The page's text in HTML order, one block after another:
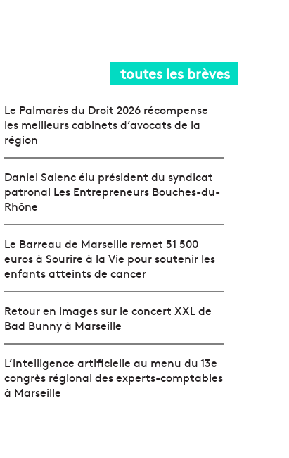
toutes les brèves
Le Palmarès du Droit 2026 récompense
les meilleurs cabinets d’avocats de la
région
Daniel Salenc élu président du syndicat
patronal Les Entrepreneurs Bouches-du-
Rhône
Le Barreau de Marseille remet 51 500
euros à Sourire à la Vie pour soutenir les
enfants atteints de cancer
Retour en images sur le concert XXL de
Bad Bunny à Marseille
L’intelligence artificielle au menu du 13e
congrès régional des experts-comptables
à Marseille